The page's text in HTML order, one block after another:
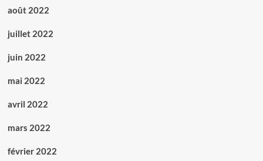
août 2022
juillet 2022
juin 2022
mai 2022
avril 2022
mars 2022
février 2022